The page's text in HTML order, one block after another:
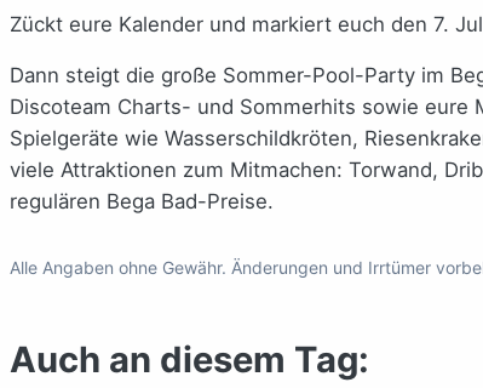
Zückt eure Kalender und markiert euch den 7.
Dann steigt die große Sommer-Pool-Party im
Discoteam Charts- und Sommerhits sowie eure
Spielgeräte wie Wasserschildkröten,
viele Attraktionen zum Mitmachen: Torwand,
regulären Bega Bad-Preise.
Alle Angaben ohne Gewähr. Änderungen und Irrtümer
Auch an diesem Tag: